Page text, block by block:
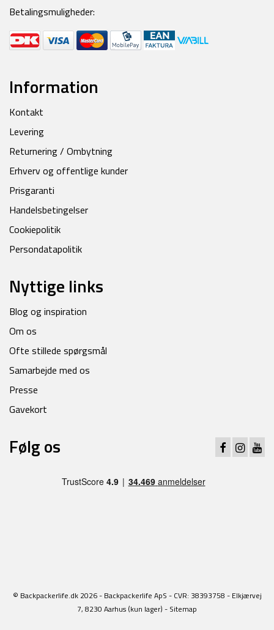
Betalingsmuligheder:
Information
Kontakt
Levering
Returnering / Ombytning
Erhverv og offentlige kunder
Prisgaranti
Handelsbetingelser
Cookiepolitik
Persondatapolitik
Nyttige links
Blog og inspiration
Om os
Ofte stillede spørgsmål
Samarbejde med os
Presse
Gavekort
Følg os
© Backpackerlife.dk 2026 - Backpackerlife ApS - CVR: 38393758 - Elkjærvej
7, 8230 Aarhus (kun lager) - Sitemap